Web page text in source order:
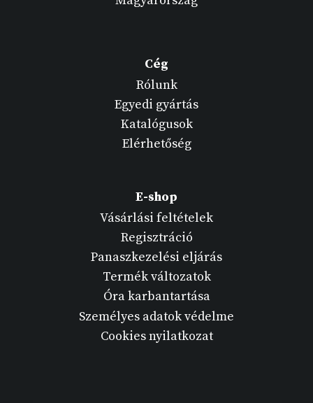
Cég
Rólunk
Egyedi gyártás
Katalógusok
Elérhetőség
E-shop
Vásárlási feltételek
Regisztráció
Panaszkezelési eljárás
Termék változatok
Óra karbantartása
Személyes adatok védelme
Cookies nyilatkozat